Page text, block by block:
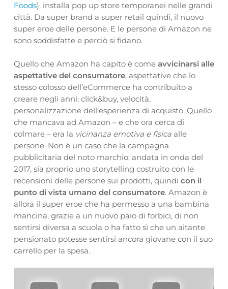
Foods), installa pop up store temporanei nelle grandi
città. Da super brand a super retail quindi, il nuovo
super eroe delle persone. E le persone di Amazon ne
sono soddisfatte e perciò si fidano.
Quello che Amazon ha capito è come avvicinarsi alle
aspettative del consumatore, aspettative che lo
stesso colosso dell’eCommerce ha contribuito a
creare negli anni: click&buy, velocità,
personalizzazione dell’esperienza di acquisto. Quello
che mancava ad Amazon – e che ora cerca di
colmare – era la vicinanza emotiva e fisicaalle
persone. Non è un caso che la campagna
pubblicitaria del noto marchio, andata in onda del
2017, sia proprio uno storytelling costruito con le
recensioni delle persone sui prodotti, quindi con il
punto di vista umano del consumatore. Amazon è
allora il super eroe che ha permesso a una bambina
mancina, grazie a un nuovo paio di forbici, di non
sentirsi diversa a scuola o ha fatto sì che un aitante
pensionato potesse sentirsi ancora giovane con il suo
carrello per la spesa.